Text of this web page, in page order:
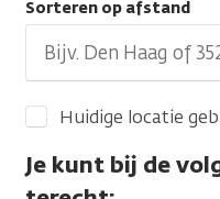
Sorteren op afstand
Huidige locatie
Je kunt bij de